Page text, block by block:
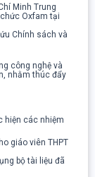
Minh Trung
Oxfam tại
Chính sách và
công nghệ và
nhằm thúc đẩy
hiện các nhiệm
giáo viên THPT
bộ tài liệu đã